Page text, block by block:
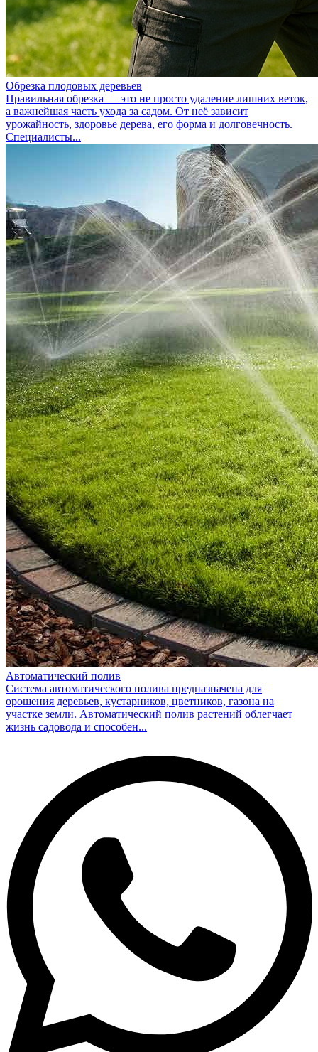
Обрезка плодовых деревьев
Правильная обрезка — это не просто удаление лишних веток,
а важнейшая часть ухода за садом. От неё зависит
урожайность, здоровье дерева, его форма и долговечность.
Специалисты...
Автоматический полив
Система автоматического полива предназначена для
орошения деревьев, кустарников, цветников, газона на
участке земли. Автоматический полив растений облегчает
жизнь садовода и способен...